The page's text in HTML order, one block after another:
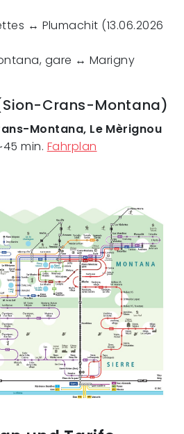
↔ Plumachit (13.06.2026
gare ↔ Marigny
Crans-Montana)
Montana, Le Mèrignou
min. Fahrplan